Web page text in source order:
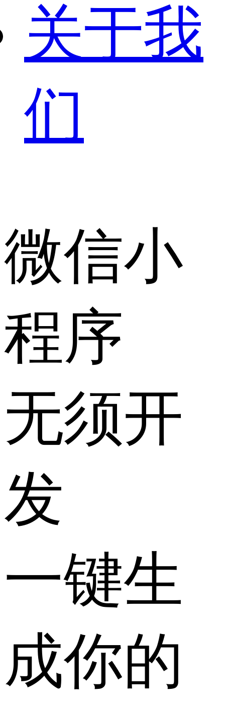
关于我
们
微信小
程序
无须开
发
一键生
成你的